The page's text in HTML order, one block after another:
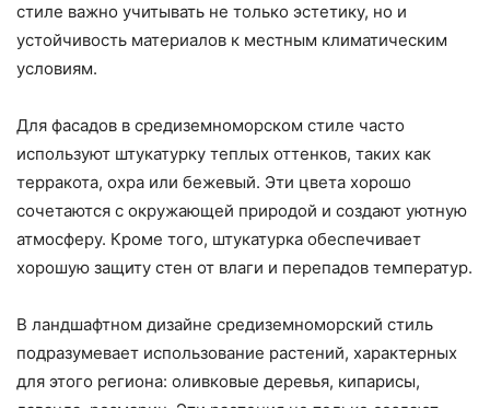
стиле важно учитывать не только эстетику, но и
устойчивость материалов к местным климатическим
условиям.
Для фасадов в средиземноморском стиле часто
используют штукатурку теплых оттенков, таких как
терракота, охра или бежевый. Эти цвета хорошо
сочетаются с окружающей природой и создают уютную
атмосферу. Кроме того, штукатурка обеспечивает
хорошую защиту стен от влаги и перепадов температур.
В ландшафтном дизайне средиземноморский стиль
подразумевает использование растений, характерных
для этого региона: оливковые деревья, кипарисы,